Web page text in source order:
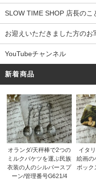
SLOW TIME SHOP 店長のこ
お迎えいただきました方のお
YouTubeチャンネル
新着商品
オランダ/天秤棒で2つの
ミルクバケツを運ぶ民族
衣装の人のシルバースプ
ーン/管理番号G621/4
イタ
絵画の
ボック